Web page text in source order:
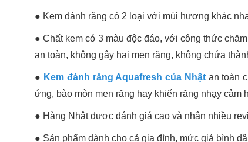
● Kem đánh răng có 2 loại với mùi hương khác
●Chất kem có 3 màu độc đáo, với công thức
an toàn, không gây hại men răng, không chứa
● Kem đánh răng Aquafresh của Nhậtan toàn
ứng, bào mòn men răng hay khiến răng nhạy cảm
● Hàng Nhật được đánh giá cao và nhận nhiều
● Sản phẩm dành cho cả gia đình, mức giá bình